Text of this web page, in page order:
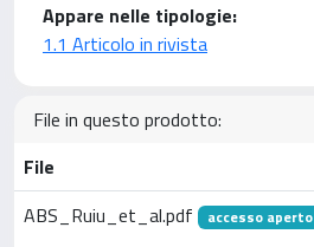
Appare nelle tipologie:
1.1 Articolo in rivista
File in questo prodotto:
File
ABS_Ruiu_et_al.pdf
accesso aperto